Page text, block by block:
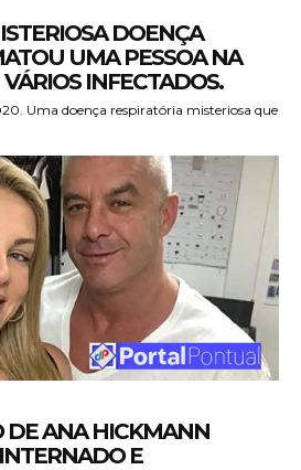
DOENÇA
UMA PESSOA NA
INFECTADOS.
que
DE ANA HICKMANN
E